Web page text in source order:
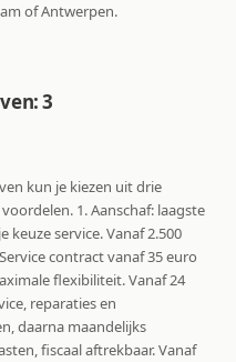
of Antwerpen.
3
kun je kiezen uit drie
1. Aanschaf: laagste
keuze service. Vanaf 2.500
contract vanaf 35 euro
flexibiliteit. Vanaf 24
reparaties en
daarna maandelijks
fiscaal aftrekbaar. Vanaf